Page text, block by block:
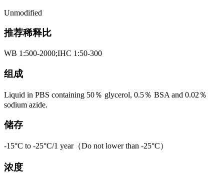
Unmodified
推荐稀释比
WB 1:500-2000;IHC 1:50-300
组成
Liquid in PBS containing 50％ glycerol, 0.5％ BSA and 0.02％
sodium azide.
储存
-15°C to -25°C/1 year（Do not lower than -25°C）
浓度